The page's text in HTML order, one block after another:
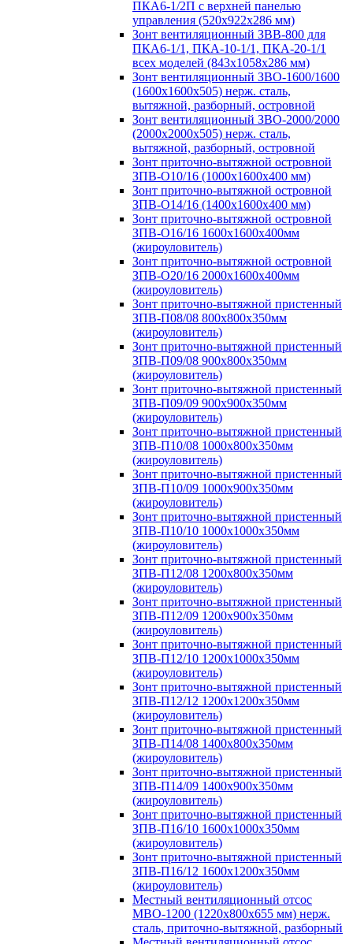
ПКА6-1/2П с верхней панелью
управления (520х922х286 мм)
Зонт вентиляционный ЗВВ-800 для
ПКА6-1/1, ПКА-10-1/1, ПКА-20-1/1
всех моделей (843х1058х286 мм)
Зонт вентиляционный ЗВО-1600/1600
(1600х1600х505) нерж. сталь,
вытяжной, разборный, островной
Зонт вентиляционный ЗВО-2000/2000
(2000х2000х505) нерж. сталь,
вытяжной, разборный, островной
Зонт приточно-вытяжной островной
ЗПВ-О10/16 (1000х1600х400 мм)
Зонт приточно-вытяжной островной
ЗПВ-О14/16 (1400х1600х400 мм)
Зонт приточно-вытяжной островной
ЗПВ-О16/16 1600х1600х400мм
(жироуловитель)
Зонт приточно-вытяжной островной
ЗПВ-О20/16 2000х1600х400мм
(жироуловитель)
Зонт приточно-вытяжной пристенный
ЗПВ-П08/08 800х800х350мм
(жироуловитель)
Зонт приточно-вытяжной пристенный
ЗПВ-П09/08 900х800х350мм
(жироуловитель)
Зонт приточно-вытяжной пристенный
ЗПВ-П09/09 900х900х350мм
(жироуловитель)
Зонт приточно-вытяжной пристенный
ЗПВ-П10/08 1000х800х350мм
(жироуловитель)
Зонт приточно-вытяжной пристенный
ЗПВ-П10/09 1000х900х350мм
(жироуловитель)
Зонт приточно-вытяжной пристенный
ЗПВ-П10/10 1000х1000х350мм
(жироуловитель)
Зонт приточно-вытяжной пристенный
ЗПВ-П12/08 1200х800х350мм
(жироуловитель)
Зонт приточно-вытяжной пристенный
ЗПВ-П12/09 1200х900х350мм
(жироуловитель)
Зонт приточно-вытяжной пристенный
ЗПВ-П12/10 1200х1000х350мм
(жироуловитель)
Зонт приточно-вытяжной пристенный
ЗПВ-П12/12 1200х1200х350мм
(жироуловитель)
Зонт приточно-вытяжной пристенный
ЗПВ-П14/08 1400х800х350мм
(жироуловитель)
Зонт приточно-вытяжной пристенный
ЗПВ-П14/09 1400х900х350мм
(жироуловитель)
Зонт приточно-вытяжной пристенный
ЗПВ-П16/10 1600х1000х350мм
(жироуловитель)
Зонт приточно-вытяжной пристенный
ЗПВ-П16/12 1600х1200х350мм
(жироуловитель)
Местный вентиляционный отсос
МВО-1200 (1220х800х655 мм) нерж.
сталь, приточно-вытяжной, разборный